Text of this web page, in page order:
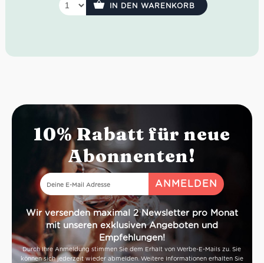
IN DEN WARENKORB
10% Rabatt für neue
Abonnenten!
Wir versenden maximal 2 Newsletter pro Monat
mit unseren exklusiven Angeboten und
Empfehlungen!
Durch Ihre Anmeldung stimmen Sie dem Erhalt von Werbe-E-Mails zu. Sie
können sich jederzeit wieder abmelden. Weitere Informationen erhalten Sie